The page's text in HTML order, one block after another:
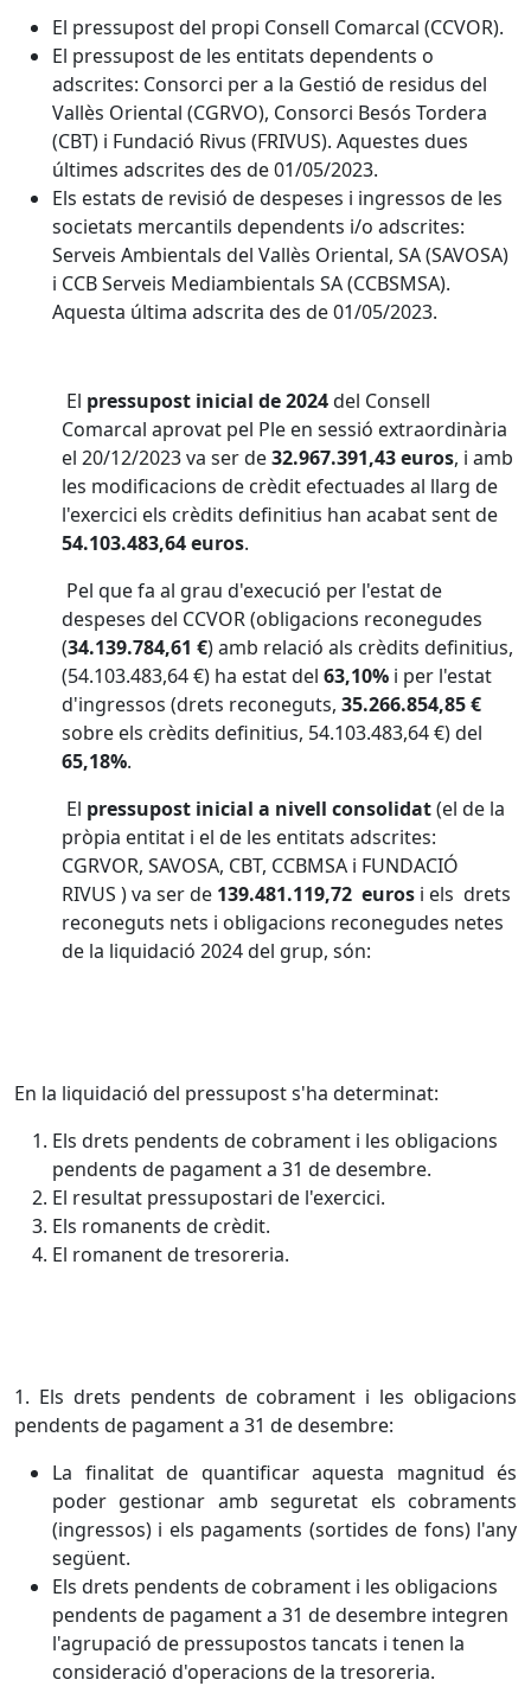
El pressupost del propi Consell Comarcal (CCVOR).
El pressupost de les entitats dependents o
adscrites: Consorci per a la Gestió de residus del
Vallès Oriental (CGRVO), Consorci Besós Tordera
(CBT) i Fundació Rivus (FRIVUS). Aquestes dues
últimes adscrites des de 01/05/2023.
Els estats de revisió de despeses i ingressos de les
societats mercantils dependents i/o adscrites:
Serveis Ambientals del Vallès Oriental, SA (SAVOSA)
i CCB Serveis Mediambientals SA (CCBSMSA).
Aquesta última adscrita des de 01/05/2023.
El pressupost inicial de 2024del Consell
Comarcal aprovat pel Ple en sessió extraordinària
el 20/12/2023 va ser de32.967.391,43 euros, i amb
les modificacions de crèdit efectuades al llarg de
l'exercici els crèdits definitius han acabat sent de
54.103.483,64 euros.
Pel que fa al grau d'execució per l'estat de
despeses del CCVOR (obligacions reconegudes
(34.139.784,61 €) amb relació als crèdits definitius,
(54.103.483,64 €) ha estat del 63,10% i per l'estat
d'ingressos (drets reconeguts, 35.266.854,85 €
sobre els crèdits definitius, 54.103.483,64 €) del
65,18%.
El pressupost inicial a nivell consolidat(el de la
pròpia entitat i el de les entitats adscrites:
CGRVOR, SAVOSA, CBT, CCBMSA i FUNDACIÓ
RIVUS ) va ser de 139.481.119,72 euros i els drets
reconeguts nets i obligacions reconegudes netes
de la liquidació 2024 del grup, són:
En la liquidació del pressupost s'ha determinat:
Els drets pendents de cobrament i les obligacions
pendents de pagament a 31 de desembre.
El resultat pressupostari de l'exercici.
Els romanents de crèdit.
El romanent de tresoreria.
1. Els drets pendents de cobrament i les obligacions
pendents de pagament a 31 de desembre:
La finalitat de quantificar aquesta magnitud és
poder gestionar amb seguretat els cobraments
(ingressos) i els pagaments (sortides de fons) l'any
següent.
Els drets pendents de cobrament i les obligacions
pendents de pagament a 31 de desembre integren
l'agrupació de pressupostos tancats i tenen la
consideració d'operacions de la tresoreria.